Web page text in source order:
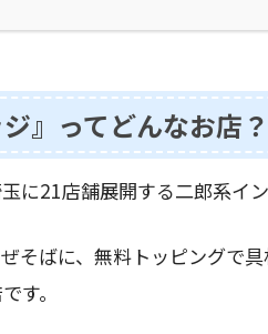
』ってどんなお店？
に21店舗展開する二郎系イ
そばに、無料トッピングで
す。